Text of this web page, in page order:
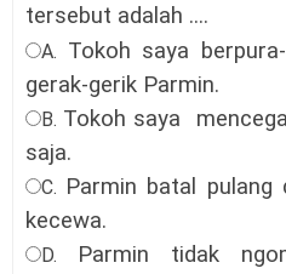
tersebut adalah ....
A. Tokoh saya
gerak-gerik Parmin.
B. Tokoh saya
saja.
C. Parmin batal pulang
kecewa.
D.
Parmin tidak